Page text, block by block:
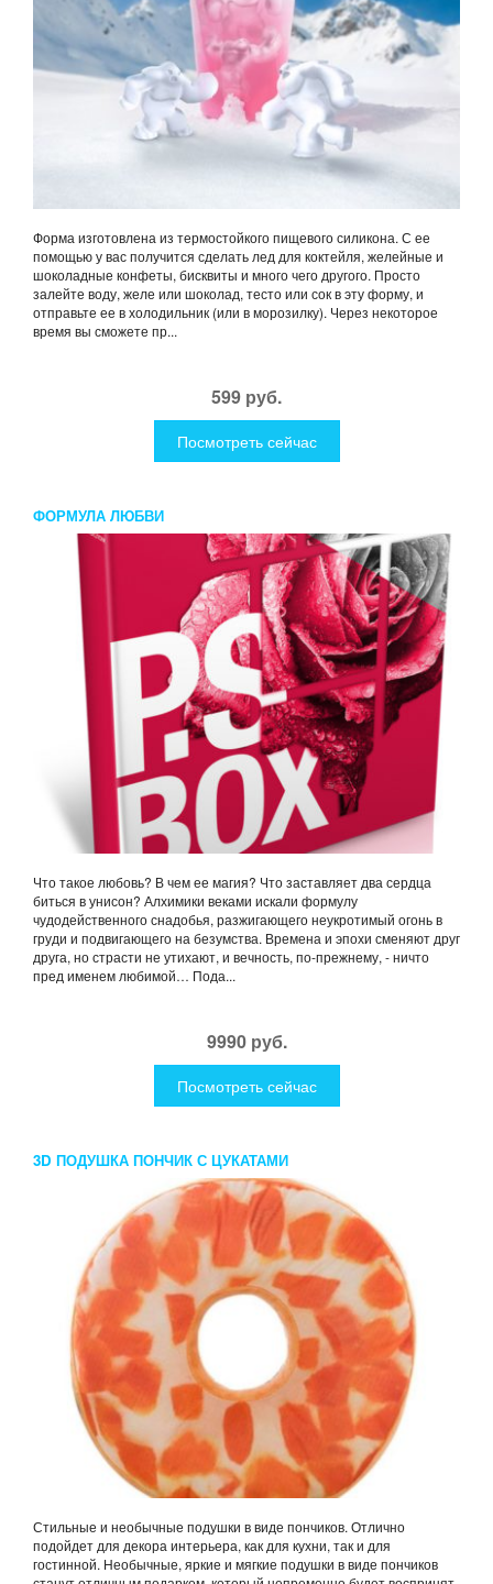
Форма изготовлена из термостойкого пищевого силикона. С ее
помощью у вас получится сделать лед для коктейля, желейные и
шоколадные конфеты, бисквиты и много чего другого. Просто
залейте воду, желе или шоколад, тесто или сок в эту форму, и
отправьте ее в холодильник (или в морозилку). Через некоторое
время вы сможете пр...
599 руб.
Посмотреть сейчас
ФОРМУЛА ЛЮБВИ
Что такое любовь? В чем ее магия? Что заставляет два сердца
биться в унисон? Алхимики веками искали формулу
чудодейственного снадобья, разжигающего неукротимый огонь в
груди и подвигающего на безумства. Времена и эпохи сменяют друг
друга, но страсти не утихают, и вечность, по-прежнему, - ничто
пред именем любимой… Пода...
9990 руб.
Посмотреть сейчас
3D ПОДУШКА ПОНЧИК С ЦУКАТАМИ
Стильные и необычные подушки в виде пончиков. Отлично
подойдет для декора интерьера, как для кухни, так и для
гостинной. Необычные, яркие и мягкие подушки в виде пончиков